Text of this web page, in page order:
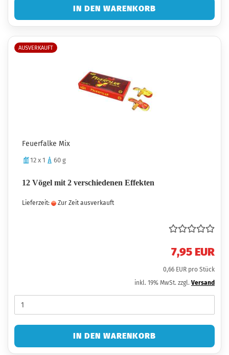
IN DEN WARENKORB
AUSVERKAUFT
Feuerfalke Mix
12 x 1 60 g
12 Vögel mit 2 verschiedenen Effekten
Lieferzeit: Zur Zeit ausverkauft
7,95 EUR
0,66 EUR pro Stück
inkl. 19% MwSt. zzgl. Versand
IN DEN WARENKORB